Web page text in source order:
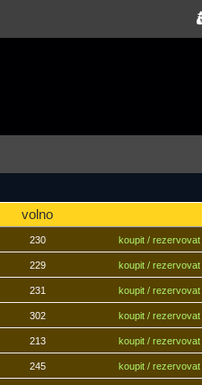
volno
230 koupit / rezervovat
229 koupit / rezervovat
231 koupit / rezervovat
302 koupit / rezervovat
213 koupit / rezervovat
245 koupit / rezervovat